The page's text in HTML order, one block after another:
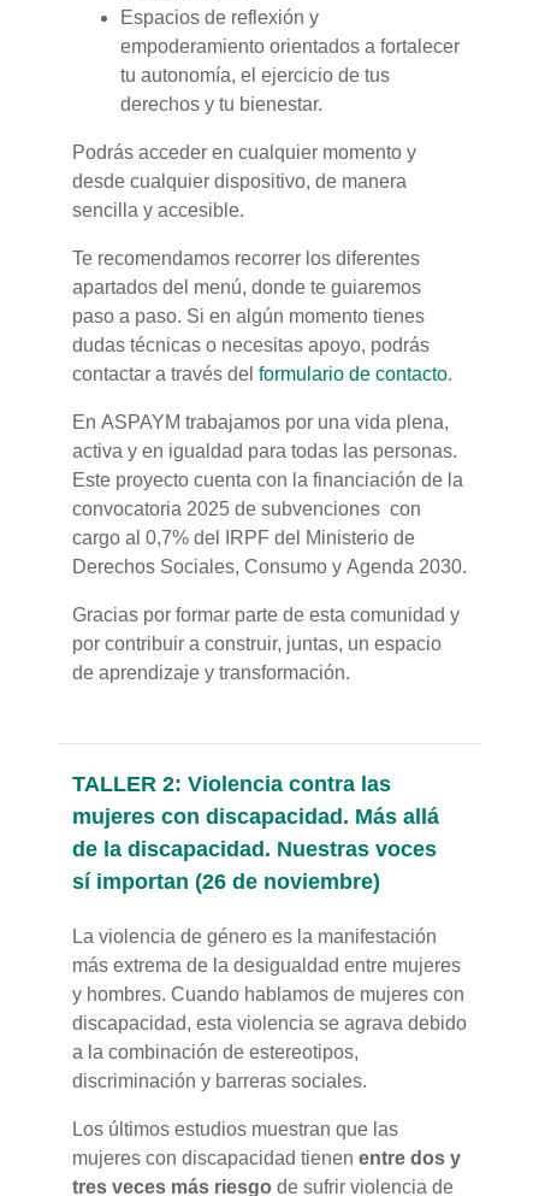
Espacios de reflexión y
empoderamiento orientados a fortalecer
tu autonomía, el ejercicio de tus
derechos y tu bienestar.
Podrás acceder en cualquier momento y
desde cualquier dispositivo, de manera
sencilla y accesible.
Te recomendamos recorrer los diferentes
apartados del menú, donde te guiaremos
paso a paso. Si en algún momento tienes
dudas técnicas o necesitas apoyo, podrás
contactar a través del formulario de contacto.
En ASPAYM trabajamos por una vida plena,
activa y en igualdad para todas las personas.
Este proyecto cuenta con la financiación de la
convocatoria 2025 de subvenciones con
cargo al 0,7% del IRPF del Ministerio de
Derechos Sociales, Consumo y Agenda 2030.
Gracias por formar parte de esta comunidad y
por contribuir a construir, juntas, un espacio
de aprendizaje y transformación.
TALLER 2: Violencia contra las
mujeres con discapacidad. Más allá
de la discapacidad. Nuestras voces
sí importan (26 de noviembre)
La violencia de género es la manifestación
más extrema de la desigualdad entre mujeres
y hombres. Cuando hablamos de mujeres con
discapacidad, esta violencia se agrava debido
a la combinación de estereotipos,
discriminación y barreras sociales.
Los últimos estudios muestran que las
mujeres con discapacidad tienen entre dos y
tres veces más riesgo de sufrir violencia de